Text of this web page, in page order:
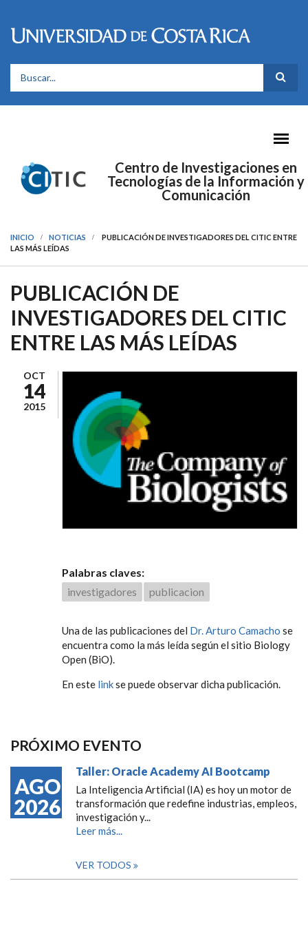
FORMULARIO DE BÚSQUEDA
Centro de Investigaciones en
Tecnologías de la Información y
Comunicación
INICIO NOTICIAS
PUBLICACIÓN DE INVESTIGADORES DEL CITIC ENTRE
LAS MÁS LEÍDAS
PUBLICACIÓN DE
INVESTIGADORES DEL CITIC
ENTRE LAS MÁS LEÍDAS
OCT
14
2015
Palabras claves:
investigadores
publicacion
Una de las publicaciones del Dr. Arturo Camacho se
encuentra como la más leída según el sitio Biology
Open (BiO).
En este linkse puede observar dicha publicación.
PRÓXIMO EVENTO
AGO
2026
Taller: Oracle Academy AI Bootcamp
La Inteligencia Artificial (IA) es hoy un motor de
transformación que redefine industrias, empleos,
investigación y...
Leer más...
VER TODOS